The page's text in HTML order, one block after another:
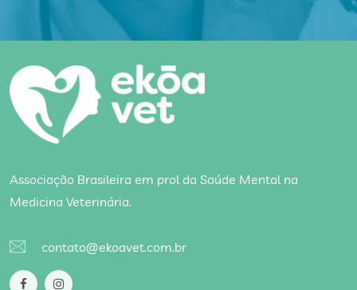
Associação Brasileira em prol da Saúde Mental na
Medicina Veterinária.
contato@ekoavet.com.br